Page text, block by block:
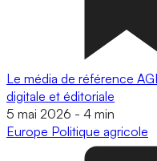
Le média de référence
digitale et éditoriale
5 mai 2026 - 4 min
Europe Politique agricole